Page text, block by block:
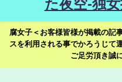
た夜空-独
腐女子＜お客様皆様が掲載の記
スを利用される事でかろうじて
ご足労頂き誠